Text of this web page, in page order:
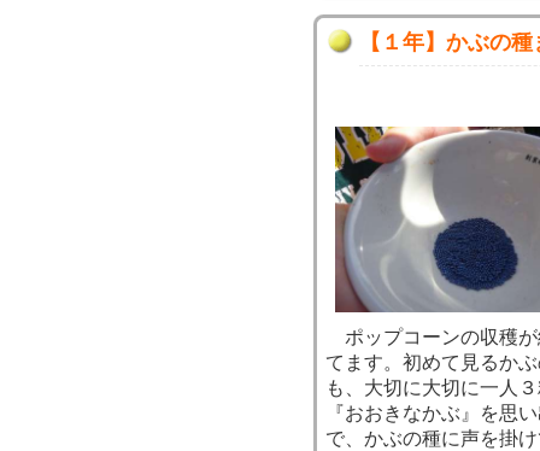
【１年】かぶの
ポップコーンの収穫が
てます。初めて見るか
も、大切に大切に一人
『おおきなかぶ』を思
で、かぶの種に声を掛